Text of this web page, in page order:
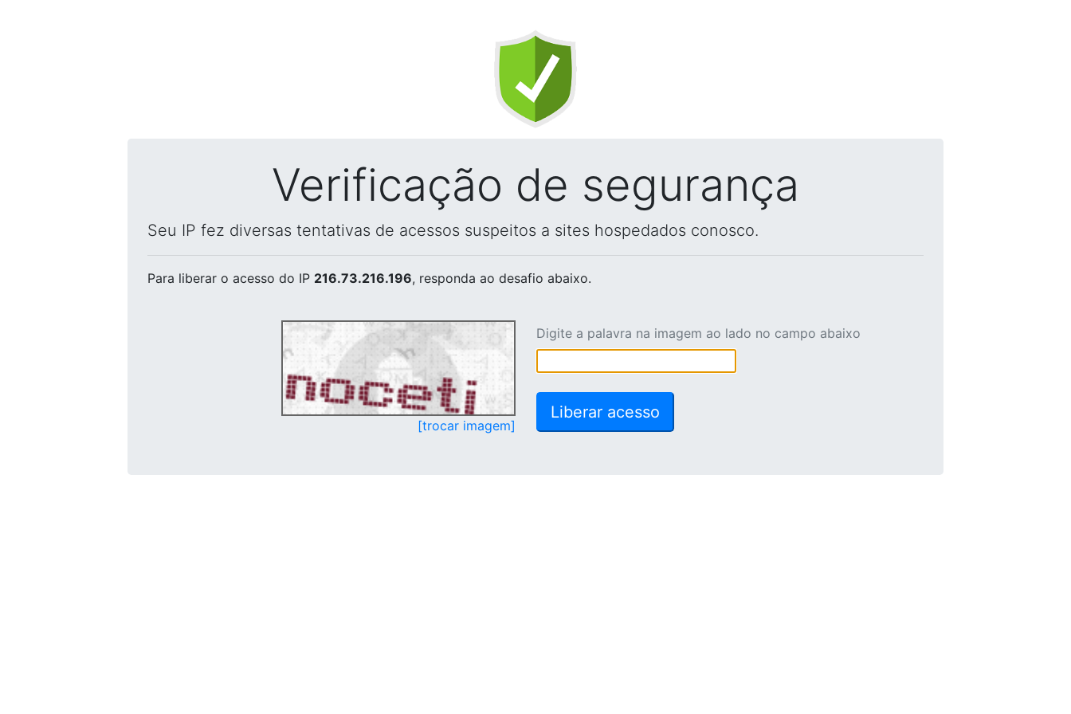
Verificação de segurança
Seu IP fez diversas tentativas de acessos suspeitos a sites hospedados conosco.
Para liberar o acesso do IP 216.73.216.196, responda ao desafio abaixo.
[trocar imagem]
Digite a palavra na imagem ao lado no campo abaixo